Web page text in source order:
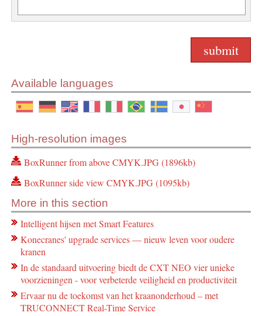
Available languages
High-resolution images
BoxRunner from above CMYK.JPG (1896kb)
BoxRunner side view CMYK.JPG (1095kb)
More in this section
Intelligent hijsen met Smart Features
Konecranes' upgrade services — nieuw leven voor oudere
kranen
In de standaard uitvoering biedt de CXT NEO vier unieke
voorzieningen - voor verbeterde veiligheid en productiviteit
Ervaar nu de toekomst van het kraanonderhoud – met
TRUCONNECT Real-Time Service